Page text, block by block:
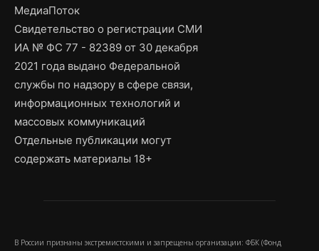
МедиаПоток
Свидетельство о регистрации СМИ
ИА № ФС 77 - 82389 от 30 декабря
2021 года выдано Федеральной
службы по надзору в сфере связи,
информационных технологий и
массовых коммуникаций
Отдельные публикации могут
содержать материалы 18+
В России признаны экстремистскими и запрещены организации: ФБК (Фонд